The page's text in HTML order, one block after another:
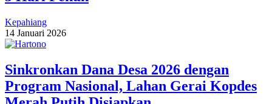
Kepahiang
14 Januari 2026
Sinkronkan Dana Desa 2026 dengan
Program Nasional, Lahan Gerai Kopdes